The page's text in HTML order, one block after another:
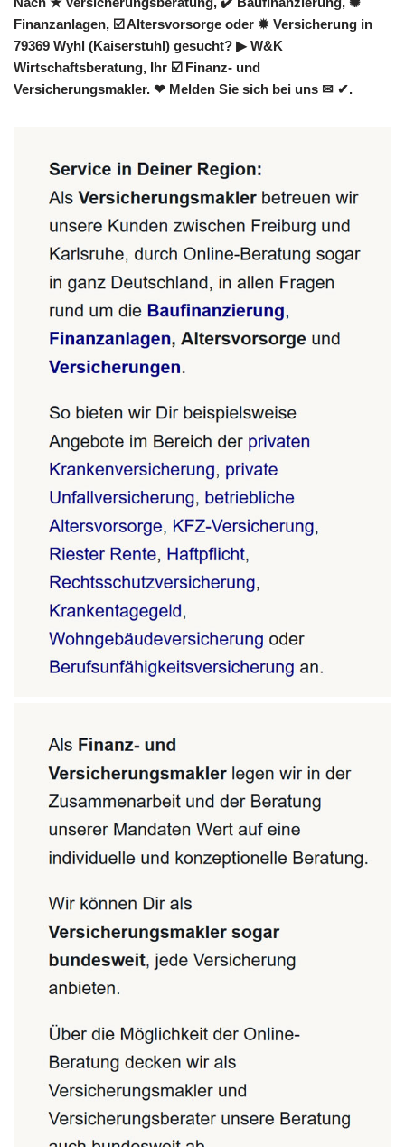
Finanzanlagen, ☑️ Altersvorsorge oder ✹ Versicherung in
79369 Wyhl (Kaiserstuhl) gesucht? ▶︎ W&K
Wirtschaftsberatung, Ihr ☑️ Finanz- und
Versicherungsmakler. ❤ Melden Sie sich bei uns ✉ ✔.